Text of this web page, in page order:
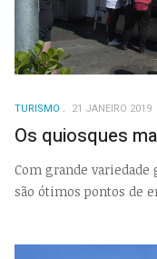
TURISMO 21 JANEIRO 2019
Os quiosques
Com grande
são ótimos pontos de